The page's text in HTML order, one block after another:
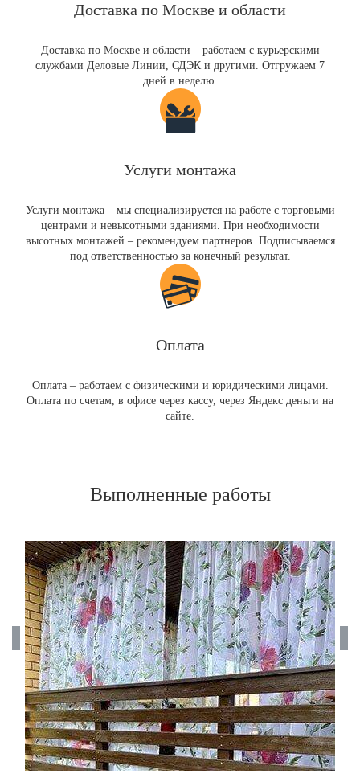
Доставка по Москве и области
Доставка по Москве и области – работаем с курьерскими
службами Деловые Линии, СДЭК и другими. Отгружаем 7
дней в неделю.
Услуги монтажа
Услуги монтажа – мы специализируется на работе с торговыми
центрами и невысотными зданиями. При необходимости
высотных монтажей – рекомендуем партнеров. Подписываемся
под ответственностью за конечный результат.
Оплата
Оплата – работаем с физическими и юридическими лицами.
Оплата по счетам, в офисе через кассу, через Яндекс деньги на
сайте.
Выполненные работы